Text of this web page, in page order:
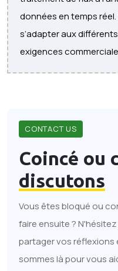
données en temps
s’adapter aux
exigences
CONTACT US
Coincé ou
discutons
Vous êtes bloqué ou
faire ensuite ?
partager vos réflexions
sommes là pour vous